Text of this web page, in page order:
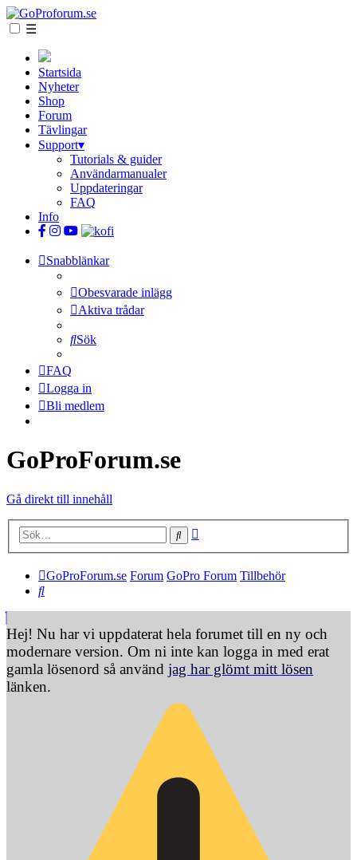
☰
Startsida
Nyheter
Shop
Forum
Tävlingar
Support▾
Tutorials & guider
Användarmanualer
Uppdateringar
FAQ
Info
Snabblänkar
Obesvarade inlägg
Aktiva trådar
Sök
FAQ
Logga in
Bli medlem
GoProForum.se
Gå direkt till innehåll
Sök
GoProForum.se Forum GoPro Forum Tillbehör
Sök
Hej! Nu har vi uppdaterat hela forumet till en ny och
modernare version. Om ni inte kan logga in med erat
gamla lösenord så använd jag har glömt mitt lösen
länken.